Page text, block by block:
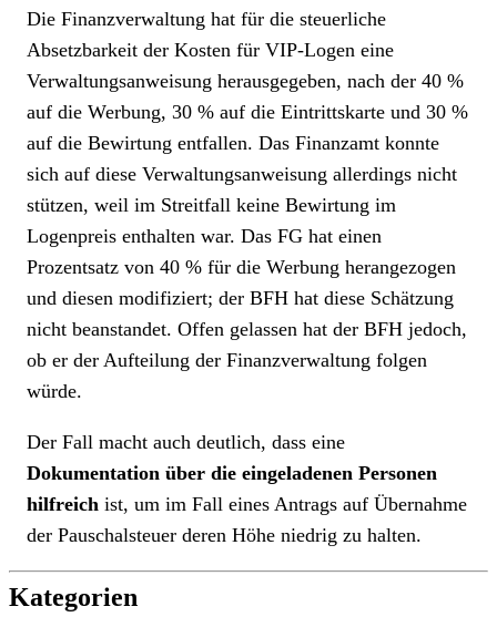
Die Finanzverwaltung hat für die steuerliche
Absetzbarkeit der Kosten für VIP-Logen eine
Verwaltungsanweisung herausgegeben, nach der 40 %
auf die Werbung, 30 % auf die Eintrittskarte und 30 %
auf die Bewirtung entfallen. Das Finanzamt konnte
sich auf diese Verwaltungsanweisung allerdings nicht
stützen, weil im Streitfall keine Bewirtung im
Logenpreis enthalten war. Das FG hat einen
Prozentsatz von 40 % für die Werbung herangezogen
und diesen modifiziert; der BFH hat diese Schätzung
nicht beanstandet. Offen gelassen hat der BFH jedoch,
ob er der Aufteilung der Finanzverwaltung folgen
würde.
Der Fall macht auch deutlich, dass eine
Dokumentation über die eingeladenen Personen
hilfreich ist, um im Fall eines Antrags auf Übernahme
der Pauschalsteuer deren Höhe niedrig zu halten.
Kategorien